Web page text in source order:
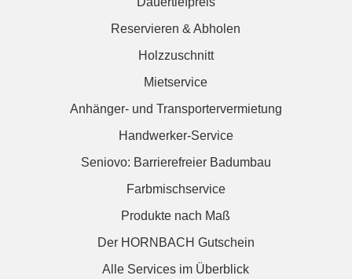
Reservieren & Abholen
Holzzuschnitt
Mietservice
Anhänger- und Transportervermietung
Handwerker-Service
Seniovo: Barrierefreier Badumbau
Farbmischservice
Produkte nach Maß
Der HORNBACH Gutschein
Alle Services im Überblick